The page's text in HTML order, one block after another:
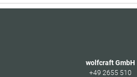
wolfcraft GmbH
+49 2655 510